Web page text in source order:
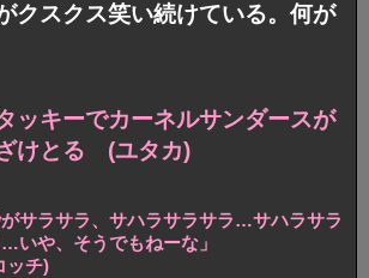
クスクス笑い続けている。何が
ッキーでカーネルサンダースが
けとる (ユタカ)
がサラサラ、サハラサラサラ…サハラサラ
いや、そうでもねーな」
ッチ)